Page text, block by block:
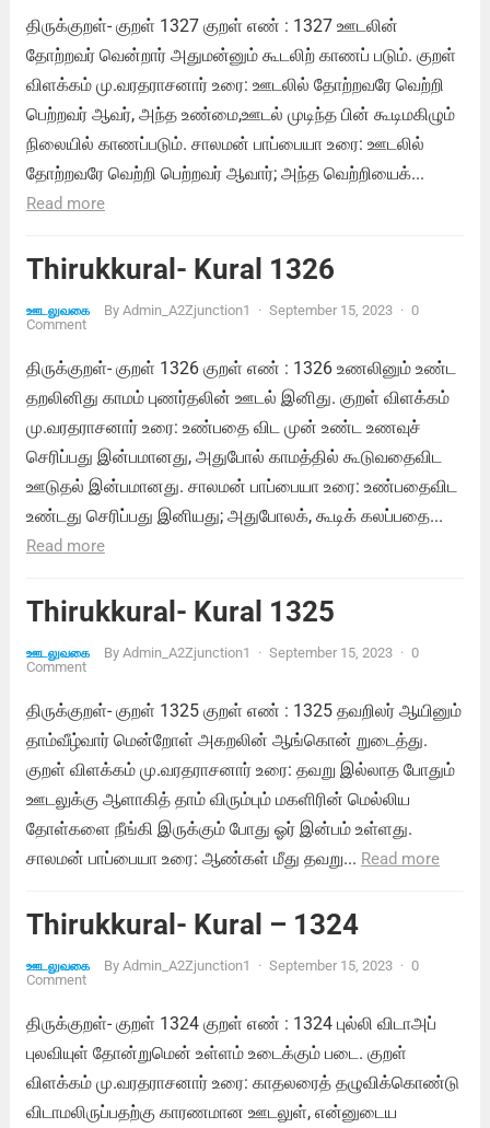
திருக்குறள்- குறள் 1327 குறள் எண் : 1327 ஊடலின்
தோற்றவர் வென்றார் அதுமன்னும் கூடலிற் காணப் படும். குறள்
விளக்கம் மு.வரதராசனார் உரை: ஊடலில் தோற்றவரே வெற்றி
பெற்றவர் ஆவர், அந்த உண்மை,ஊடல் முடிந்த பின் கூடிமகிழும்
நிலையில் காணப்படும். சாலமன் பாப்பையா உரை: ஊடலில்
தோற்றவரே வெற்றி பெற்றவர் ஆவார்; அந்த வெற்றியைக்...
Read more
Thirukkural- Kural 1326
ஊடலுவகை By Admin_A2Zjunction1 · September 15, 2023 · 0
Comment
திருக்குறள்- குறள் 1326 குறள் எண் : 1326 உணலினும் உண்ட
தறலினிது காமம் புணர்தலின் ஊடல் இனிது. குறள் விளக்கம்
மு.வரதராசனார் உரை: உண்பதை விட முன் உண்ட உணவுச்
செரிப்பது இன்பமானது, அதுபோல் காமத்தில் கூடுவதைவிட
ஊடுதல் இன்பமானது. சாலமன் பாப்பையா உரை: உண்பதைவிட
உண்டது செரிப்பது இனியது; அதுபோலக், கூடிக் கலப்பதை...
Read more
Thirukkural- Kural 1325
ஊடலுவகை By Admin_A2Zjunction1 · September 15, 2023 · 0
Comment
திருக்குறள்- குறள் 1325 குறள் எண் : 1325 தவறிலர் ஆயினும்
தாம்வீழ்வார் மென்றோள் அகறலின் ஆங்கொன் றுடைத்து.
குறள் விளக்கம் மு.வரதராசனார் உரை: தவறு இல்லாத போதும்
ஊடலுக்கு ஆளாகித் தாம் விரும்பும் மகளிரின் மெல்லிய
தோள்களை நீங்கி இருக்கும் போது ஓர் இன்பம் உள்ளது.
சாலமன் பாப்பையா உரை: ஆண்கள் மீது தவறு... Read more
Thirukkural- Kural – 1324
ஊடலுவகை By Admin_A2Zjunction1 · September 15, 2023 · 0
Comment
திருக்குறள்- குறள் 1324 குறள் எண் : 1324 புல்லி விடாஅப்
புலவியுள் தோன்றுமென் உள்ளம் உடைக்கும் படை. குறள்
விளக்கம் மு.வரதராசனார் உரை: காதலரைத் தழுவிக்கொண்டு
விடாமலிருப்பதற்கு காரணமான ஊடலுள், என்னுடைய